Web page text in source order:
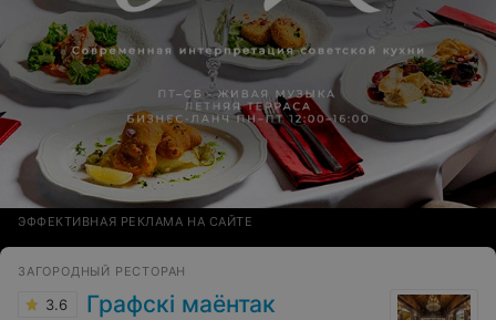
ЭФФЕКТИВНАЯ РЕКЛАМА НА САЙТЕ
ЗАГОРОДНЫЙ РЕСТОРАН
3.6 Графскi маёнтак